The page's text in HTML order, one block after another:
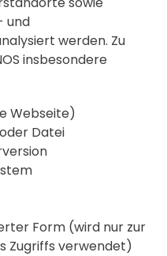
und
werden. Zu
insbesondere
Webseite)
Datei
Form (wird nur zur
Zugriffs verwendet)